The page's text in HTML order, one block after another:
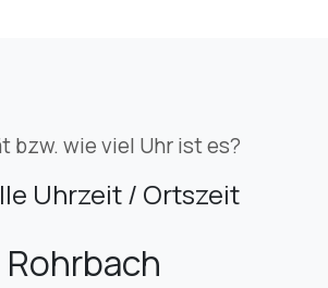
bzw. wie viel Uhr ist es?
Uhrzeit / Ortszeit
Rohrbach